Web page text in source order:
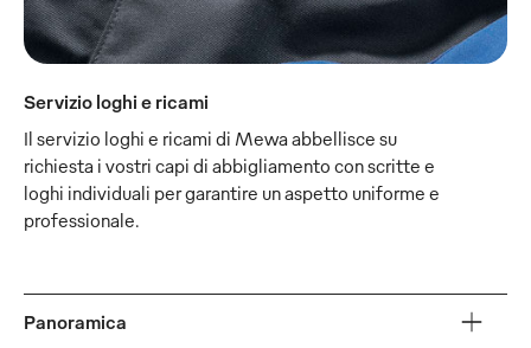
Servizio loghi e ricami
Il servizio loghi e ricami di Mewa abbellisce su
richiesta i vostri capi di abbigliamento con scritte e
loghi individuali per garantire un aspetto uniforme e
professionale.
Panoramica